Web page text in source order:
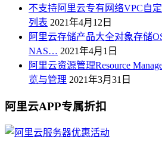
不支持阿里云专有网络VPC自
列表 2021年4月12日
阿里云存储产品大全对象存储
NAS… 2021年4月1日
阿里云资源管理Resource
览与管理 2021年3月31日
阿里云APP专属折扣